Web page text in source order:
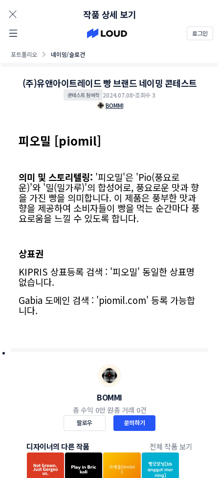
로그인
포트폴리오 네이밍/슬로건
작품 상세 보기
(주)유앤아이트레이드 빵 브랜드 네이밍 콘테스트
콘테스트 참여작 2024.07.08 조회수 3
BOMMI
피오밀 [piomil]
의미 및 스토리텔링: '피오밀'은 'Pio(풍요로
운)'와 '밀(밀가루)'의 합성어로, 풍요로운 맛과 향
을 가진 빵을 의미합니다. 이 제품은 풍부한 맛과
향을 제공하여 소비자들이 빵을 먹는 순간마다 풍
요로움을 느낄 수 있도록 합니다.
상표권
KIPRIS 상표등록 검색 : '피오밀' 동일한 상표명
없습니다.
Gabia 도메인 검색 : 'piomil.com' 등록 가능합
니다.
BOMMI
총 수익 0만 원총 거래 0건
팔로우 문의하기
디자이너의 다른 작품 전체 작품 보기